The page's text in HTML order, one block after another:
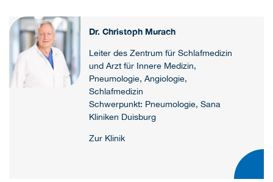
Dr. Christoph Murach
Leiter des Zentrum für Schlafmedizin
und Arzt für Innere Medizin,
Pneumologie, Angiologie,
Schlafmedizin
Schwerpunkt: Pneumologie, Sana
Kliniken Duisburg
Zur Klinik